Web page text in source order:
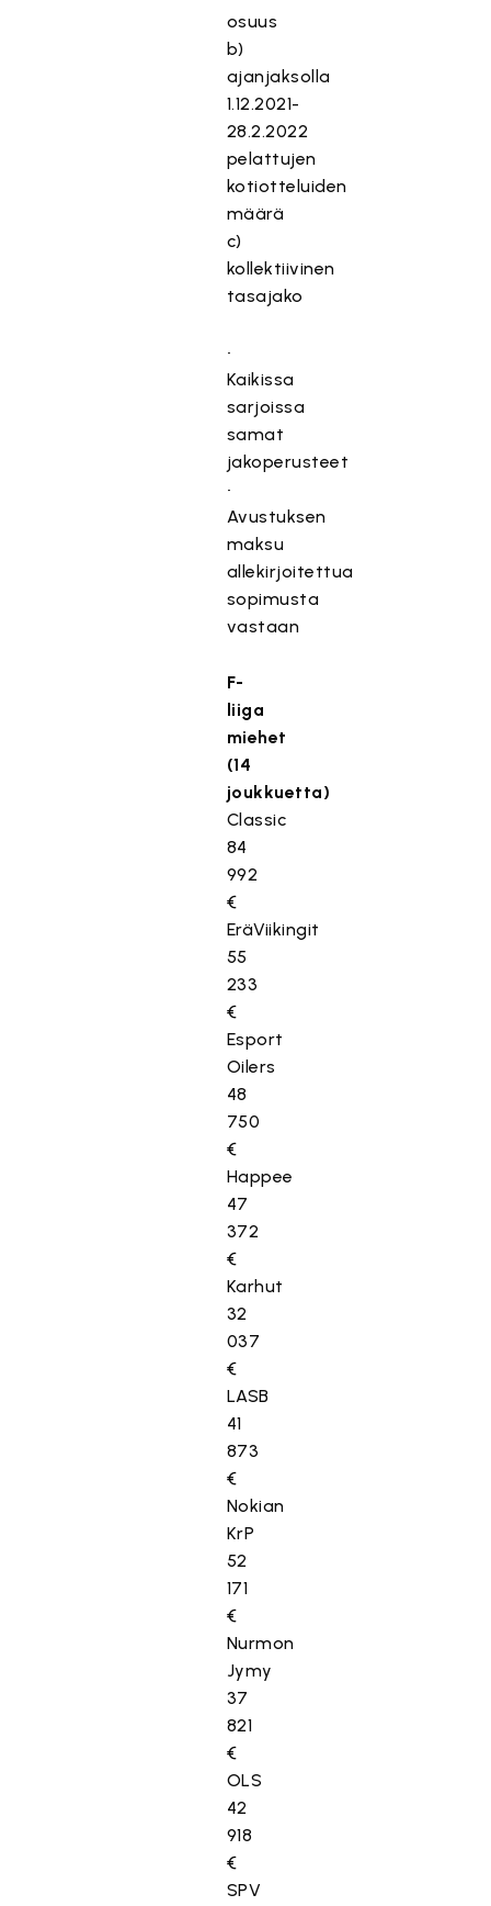
osuus
b)
ajanjaksolla
1.12.2021-
28.2.2022
pelattujen
kotiotteluiden
määrä
c)
kollektiivinen
tasajako
•
Kaikissa
sarjoissa
samat
jakoperusteet
•
Avustuksen
maksu
allekirjoitettua
sopimusta
vastaan
F-
liiga
miehet
(14
joukkuetta)
Classic
84
992
€
EräViikingit
55
233
€
Esport
Oilers
48
750
€
Happee
47
372
€
Karhut
32
037
€
LASB
41
873
€
Nokian
KrP
52
171
€
Nurmon
Jymy
37
821
€
OLS
42
918
€
SPV